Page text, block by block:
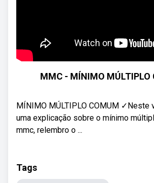
MMC - MÍNIMO MÚLTIPLO
MÍNIMO MÚLTIPLO COMUM ✓Neste
uma explicação sobre o mínimo
mmc, relembro o ...
Tags